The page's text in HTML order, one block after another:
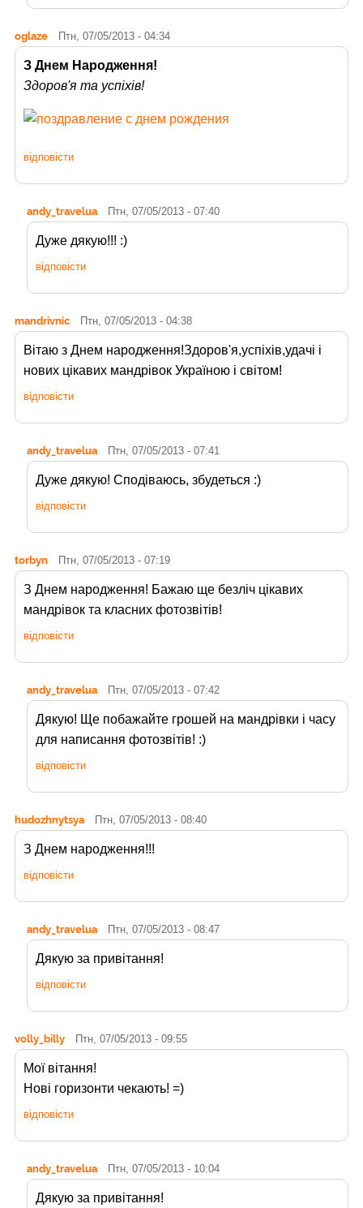
oglaze Птн, 07/05/2013 - 04:34
З Днем Народження!
Здоров'я та успіхів!
відповісти
andy_travelua Птн, 07/05/2013 - 07:40
Дуже дякую!!! :)
відповісти
mandrivnic Птн, 07/05/2013 - 04:38
Вітаю з Днем народження!Здоров'я,успіхів,удачі і
нових цікавих мандрівок Україною і світом!
відповісти
andy_travelua Птн, 07/05/2013 - 07:41
Дуже дякую! Сподіваюсь, збудеться :)
відповісти
torbyn Птн, 07/05/2013 - 07:19
З Днем народження! Бажаю ще безліч цікавих
мандрівок та класних фотозвітів!
відповісти
andy_travelua Птн, 07/05/2013 - 07:42
Дякую! Ще побажайте грошей на мандрівки і часу
для написання фотозвітів! :)
відповісти
hudozhnytsya Птн, 07/05/2013 - 08:40
З Днем народження!!!
відповісти
andy_travelua Птн, 07/05/2013 - 08:47
Дякую за привітання!
відповісти
volly_billy Птн, 07/05/2013 - 09:55
Мої вітання!
Нові горизонти чекають! =)
відповісти
andy_travelua Птн, 07/05/2013 - 10:04
Дякую за привітання!